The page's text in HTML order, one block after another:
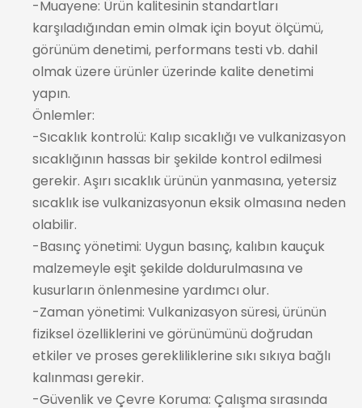
-Muayene: Ürün kalitesinin standartları
karşıladığından emin olmak için boyut ölçümü,
görünüm denetimi, performans testi vb. dahil
olmak üzere ürünler üzerinde kalite denetimi
yapın.
Önlemler:
-Sıcaklık kontrolü: Kalıp sıcaklığı ve vulkanizasyon
sıcaklığının hassas bir şekilde kontrol edilmesi
gerekir. Aşırı sıcaklık ürünün yanmasına, yetersiz
sıcaklık ise vulkanizasyonun eksik olmasına neden
olabilir.
-Basınç yönetimi: Uygun basınç, kalıbın kauçuk
malzemeyle eşit şekilde doldurulmasına ve
kusurların önlenmesine yardımcı olur.
-Zaman yönetimi: Vulkanizasyon süresi, ürünün
fiziksel özelliklerini ve görünümünü doğrudan
etkiler ve proses gerekliliklerine sıkı sıkıya bağlı
kalınması gerekir.
-Güvenlik ve Çevre Koruma: Çalışma sırasında